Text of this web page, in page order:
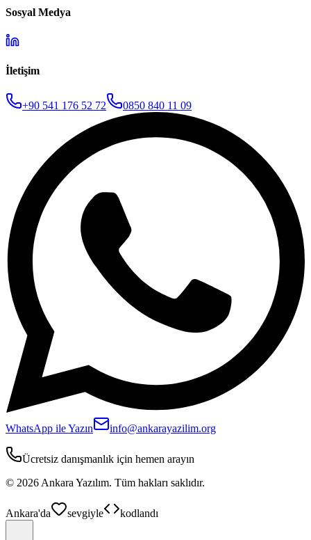
Sosyal Medya
İletişim
+90 541 176 52 72 0850 840 11 09
WhatsApp ile Yazın info@ankarayazilim.org
Ücretsiz danışmanlık için hemen arayın
© 2026 Ankara Yazılım. Tüm hakları saklıdır.
Ankara'da sevgiyle kodlandı